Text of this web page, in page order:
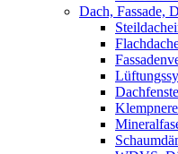
Dach, Fassade,